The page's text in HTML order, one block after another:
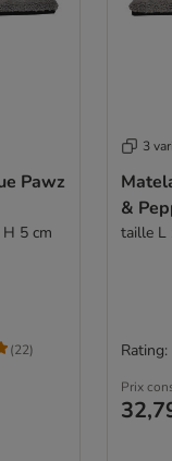
Pawz
5 cm
(22)
3
&
taille L
Prix